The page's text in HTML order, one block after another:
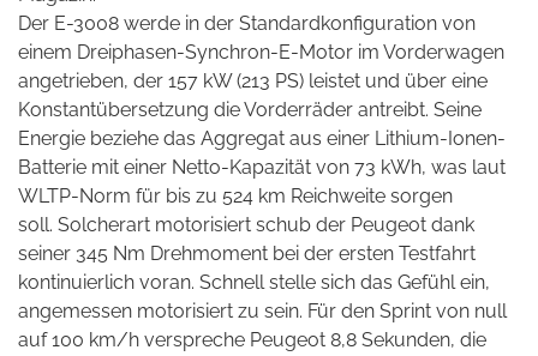
Der E-3008 werde in der Standardkonfiguration von
einem Dreiphasen-Synchron-E-Motor im Vorderwagen
angetrieben, der 157 kW (213 PS) leistet und über eine
Konstantübersetzung die Vorderräder antreibt. Seine
Energie beziehe das Aggregat aus einer Lithium-Ionen-
Batterie mit einer Netto-Kapazität von 73 kWh, was laut
WLTP-Norm für bis zu 524 km Reichweite sorgen
soll. Solcherart motorisiert schub der Peugeot dank
seiner 345 Nm Drehmoment bei der ersten Testfahrt
kontinuierlich voran. Schnell stelle sich das Gefühl ein,
angemessen motorisiert zu sein. Für den Sprint von null
auf 100 km/h verspreche Peugeot 8,8 Sekunden, die